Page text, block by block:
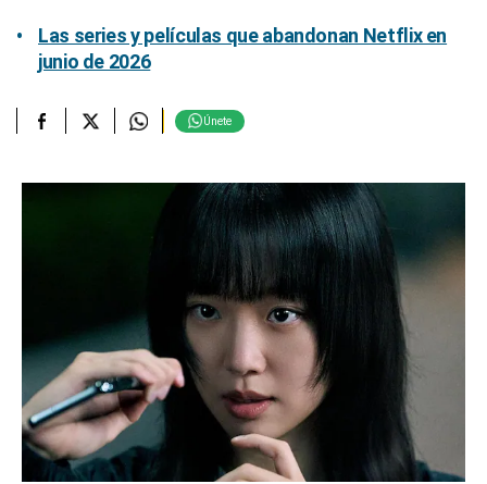
Las series y películas que abandonan Netflix en
junio de 2026
Únete